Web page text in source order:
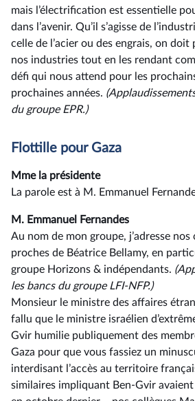
mais l’électrification est essentielle
dans l’avenir. Qu’il s’agisse de
celle de l’acier ou des engrais, on
nos industries tout en les rendant
défi qui nous attend pour les
prochaines années.
du groupe EPR.)
Flottille pour Gaza
Mme la présidente
La parole est à M. Emmanuel
M. Emmanuel Fernandes
Au nom de mon groupe, j’adresse
proches de Béatrice Bellamy, en
groupe Horizons & indépendants.
les bancs du groupe LFI-NFP.)
Monsieur le ministre des affaires
fallu que le ministre israélien
Gvir humilie publiquement des
Gaza pour que vous fassiez un
interdisant l’accès au territoire
similaires impliquant Ben-Gvir